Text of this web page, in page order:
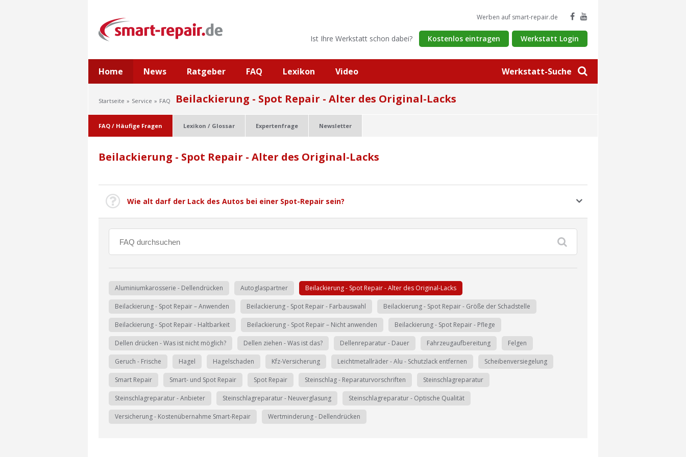
Werkstatt-Suche
Werben auf smart-repair.de
Ist Ihre Werkstatt schon dabei? Kostenlos eintragen Werkstatt Login
Home News Ratgeber FAQ Lexikon Video
Startseite Service FAQ Beilackierung - Spot Repair - Alter des Original-Lacks
FAQ / Häufige Fragen Lexikon / Glossar Expertenfrage Newsletter
Beilackierung - Spot Repair - Alter des Original-Lacks
Wie alt darf der Lack des Autos bei einer Spot-Repair sein?
Aluminiumkarosserie - Dellendrücken Autoglaspartner Beilackierung - Spot Repair - Alter des Original-Lacks
Beilackierung - Spot Repair – Anwenden Beilackierung - Spot Repair - Farbauswahl Beilackierung - Spot Repair - Größe der Schadstelle
Beilackierung - Spot Repair - Haltbarkeit Beilackierung - Spot Repair – Nicht anwenden Beilackierung - Spot Repair - Pflege
Dellen drücken - Was ist nicht möglich? Dellen ziehen - Was ist das? Dellenreparatur - Dauer Fahrzeugaufbereitung Felgen
Geruch - Frische Hagel Hagelschaden Kfz-Versicherung Leichtmetallräder - Alu - Schutzlack entfernen Scheibenversiegelung
Smart Repair Smart- und Spot Repair Spot Repair Steinschlag - Reparaturvorschriften Steinschlagreparatur
Steinschlagreparatur - Anbieter Steinschlagreparatur - Neuverglasung Steinschlagreparatur - Optische Qualität
Versicherung - Kostenübernahme Smart-Repair Wertminderung - Dellendrücken